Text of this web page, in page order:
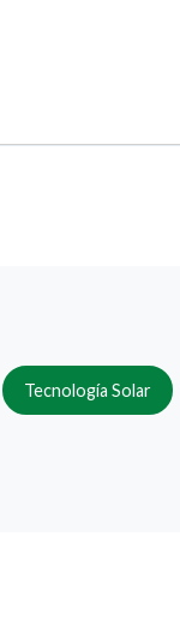
Tecnología Solar